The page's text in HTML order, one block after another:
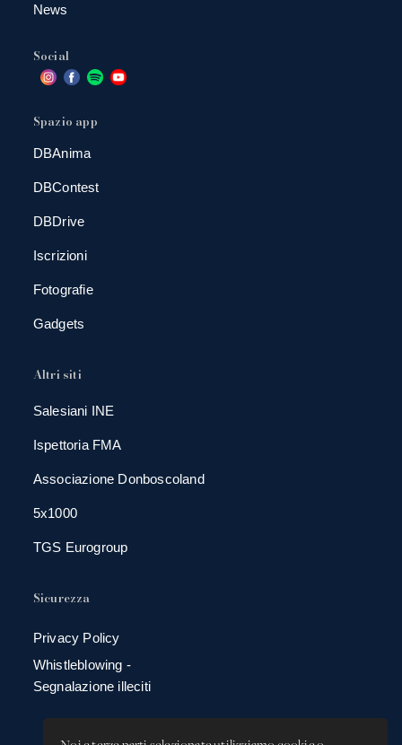
News
Social
Spazio app
DBAnima
DBContest
DBDrive
Iscrizioni
Fotografie
Gadgets
Altri siti
Salesiani INE
Ispettoria FMA
Associazione Donboscoland
5x1000
TGS Eurogroup
Sicurezza
Privacy Policy
Whistleblowing -
Segnalazione illeciti